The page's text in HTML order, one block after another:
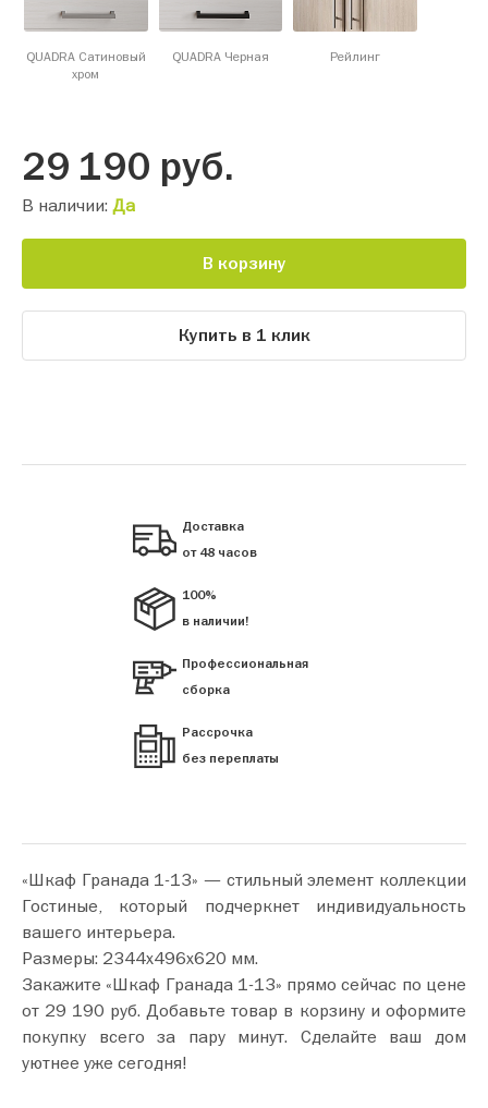
QUADRA Сатиновый
хром
QUADRA Черная Рейлинг
29 190 руб.
В наличии: Да
В корзину
Купить в 1 клик
Доставка
от 48 часов
100%
в наличии!
Профессиональная
сборка
Рассрочка
без переплаты
«Шкаф Гранада 1-13» — стильный элемент коллекции
Гостиные, который подчеркнет индивидуальность
вашего интерьера.
Размеры: 2344х496х620 мм.
Закажите «Шкаф Гранада 1-13» прямо сейчас по цене
от 29 190 руб. Добавьте товар в корзину и оформите
покупку всего за пару минут. Сделайте ваш дом
уютнее уже сегодня!